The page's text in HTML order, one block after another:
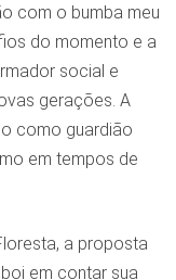
com o bumba meu
do momento e a
social e
gerações. A
como guardião
em tempos de
a proposta
em contar sua